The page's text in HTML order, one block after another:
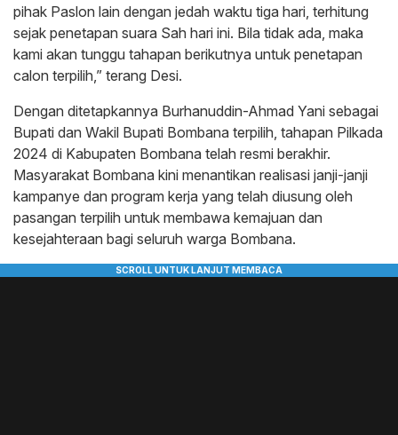
pihak Paslon lain dengan jedah waktu tiga hari, terhitung
sejak penetapan suara Sah hari ini. Bila tidak ada, maka
kami akan tunggu tahapan berikutnya untuk penetapan
calon terpilih,” terang Desi.
Dengan ditetapkannya Burhanuddin-Ahmad Yani sebagai
Bupati dan Wakil Bupati Bombana terpilih, tahapan Pilkada
2024 di Kabupaten Bombana telah resmi berakhir.
Masyarakat Bombana kini menantikan realisasi janji-janji
kampanye dan program kerja yang telah diusung oleh
pasangan terpilih untuk membawa kemajuan dan
kesejahteraan bagi seluruh warga Bombana.